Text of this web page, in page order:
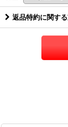
返品特約に関す